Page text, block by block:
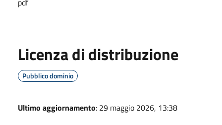
Licenza di distribuzione
Pubblico dominio
Ultimo aggiornamento: 29 maggio 2026, 13:38